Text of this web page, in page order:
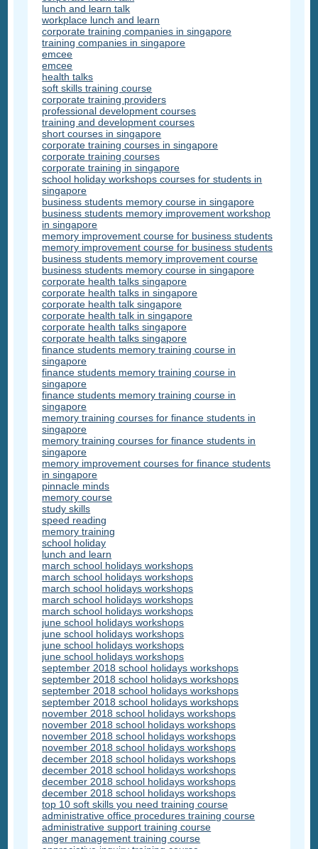
lunch and learn talk
workplace lunch and learn
corporate training companies in singapore
training companies in singapore
emcee
emcee
health talks
soft skills training course
corporate training providers
professional development courses
training and development courses
short courses in singapore
corporate training courses in singapore
corporate training courses
corporate training in singapore
school holiday workshops courses for students in
singapore
business students memory course in singapore
business students memory improvement workshop
in singapore
memory improvement course for business students
memory improvement course for business students
business students memory improvement course
business students memory course in singapore
corporate health talks singapore
corporate health talks in singapore
corporate health talk singapore
corporate health talk in singapore
corporate health talks singapore
corporate health talks singapore
finance students memory training course in
singapore
finance students memory training course in
singapore
finance students memory training course in
singapore
memory training courses for finance students in
singapore
memory training courses for finance students in
singapore
memory improvement courses for finance students
in singapore
pinnacle minds
memory course
study skills
speed reading
memory training
school holiday
lunch and learn
march school holidays workshops
march school holidays workshops
march school holidays workshops
march school holidays workshops
march school holidays workshops
june school holidays workshops
june school holidays workshops
june school holidays workshops
june school holidays workshops
september 2018 school holidays workshops
september 2018 school holidays workshops
september 2018 school holidays workshops
september 2018 school holidays workshops
november 2018 school holidays workshops
november 2018 school holidays workshops
november 2018 school holidays workshops
november 2018 school holidays workshops
december 2018 school holidays workshops
december 2018 school holidays workshops
december 2018 school holidays workshops
december 2018 school holidays workshops
top 10 soft skills you need training course
administrative office procedures training course
administrative support training course
anger management training course